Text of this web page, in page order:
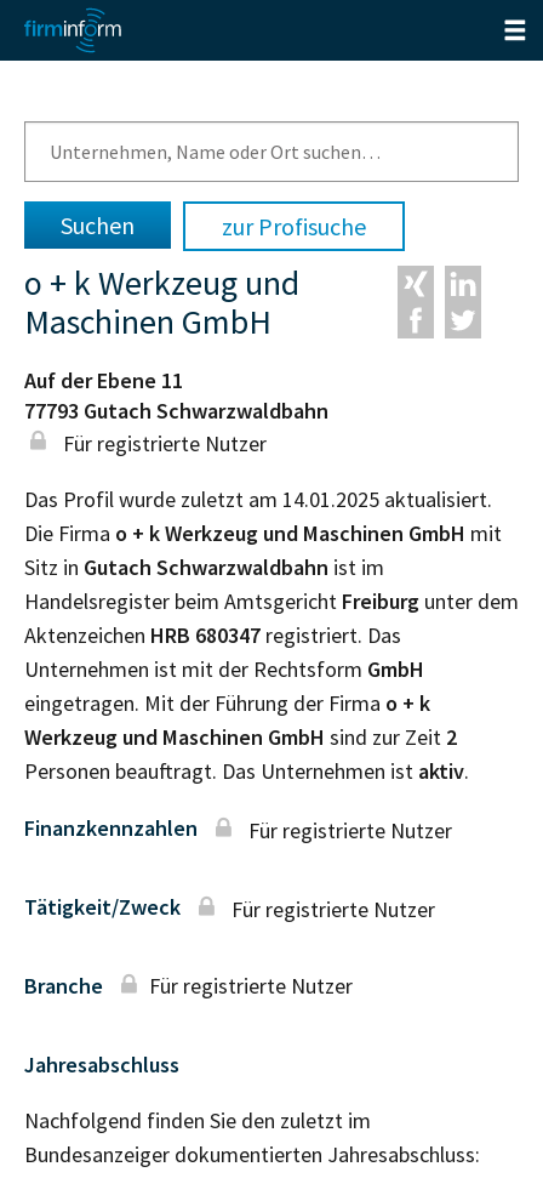
zur Profisuche
o + k Werkzeug und
Maschinen GmbH
Auf der Ebene 11
77793 Gutach Schwarzwaldbahn
Für registrierte Nutzer
Das Profil wurde zuletzt am 14.01.2025 aktualisiert.
Die Firma o + k Werkzeug und Maschinen GmbH mit
Sitz in Gutach Schwarzwaldbahn ist im
Handelsregister beim Amtsgericht Freiburg unter dem
Aktenzeichen HRB 680347 registriert. Das
Unternehmen ist mit der Rechtsform GmbH
eingetragen. Mit der Führung der Firma o + k
Werkzeug und Maschinen GmbH sind zur Zeit 2
Personen beauftragt. Das Unternehmen ist aktiv.
Finanzkennzahlen Für registrierte Nutzer
Tätigkeit/Zweck Für registrierte Nutzer
Branche Für registrierte Nutzer
Jahresabschluss
Nachfolgend finden Sie den zuletzt im
Bundesanzeiger dokumentierten Jahresabschluss: